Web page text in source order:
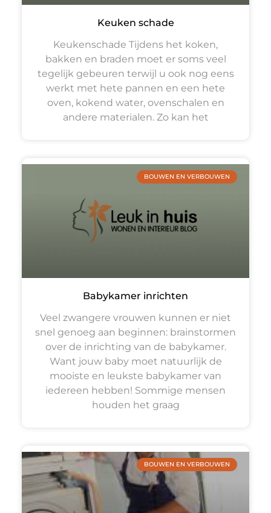
Keuken schade
Keukenschade Tijdens het koken,
bakken en braden moet er soms veel
tegelijk gebeuren terwijl u ook nog eens
werkt met hete pannen en een hete
oven, kokend water, ovenschalen en
andere materialen. Zo kan het
BOUWEN EN VERBOUWEN
Babykamer inrichten
Veel zwangere vrouwen kunnen er niet
snel genoeg aan beginnen: brainstormen
over de inrichting van de babykamer.
Want jouw baby moet natuurlijk de
mooiste en leukste babykamer van
iedereen hebben! Sommige mensen
houden het graag
BOUWEN EN VERBOUWEN